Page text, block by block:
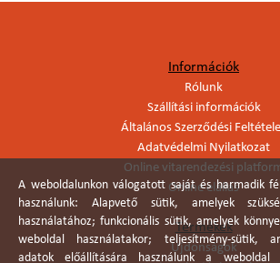
Információk
Rólunk
Szállítási információk
Általános Szerződési
Adatvédelmi Nyilatkozat
Online vitarendezési
Online elállás
Termékek
Újdonságok
A weboldalunkon válogatott saját és harmadik
használunk: Alapvető sütik, amelyek
használatához; funkcionális sütik, amelyek
weboldal használatakor; teljesítmény-sütik,
adatok előállítására használunk a weboldal